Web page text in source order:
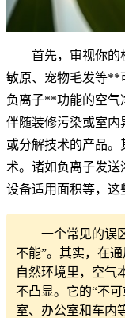
首先，审视你的
敏原、宠物毛发等**
负离子**功能的空气
伴随装修污染或室内
或分解技术的产品
术。诸如负离子发送
设备适用面积等，这
一个常见的误
不能”。其实，在
自然环境里，空气
不凸显。它的“不
室、办公室和车